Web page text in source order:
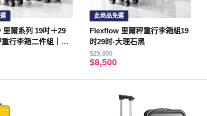
爾系列 19吋＋29
行李箱二件組｜可
吋｜璀璨星空｜TS
YKK防爆拉鍊｜萬
此商品免運
Flexflow 里爾秤重行李箱組19
时29时-大理石黑
$29,800
$8,500